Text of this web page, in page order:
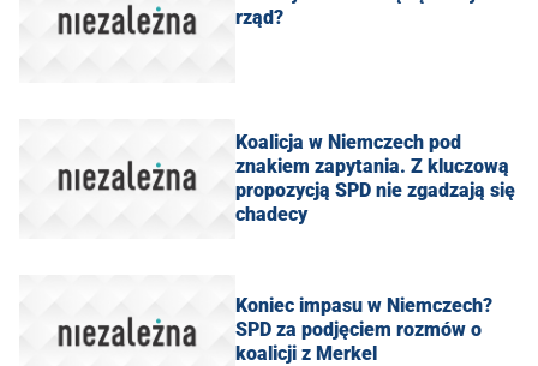
rząd?
Koalicja w Niemczech pod
znakiem zapytania. Z kluczową
propozycją SPD nie zgadzają się
chadecy
Koniec impasu w Niemczech?
SPD za podjęciem rozmów o
koalicji z Merkel